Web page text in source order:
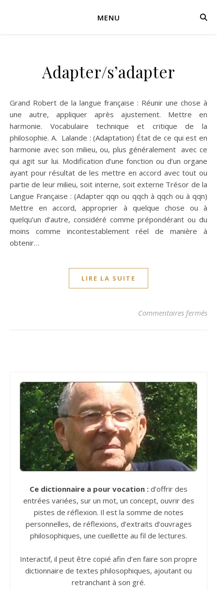
MENU
Adapter/s’adapter
Grand Robert de la langue française : Réunir une chose à
une autre, appliquer après ajustement. Mettre en
harmonie. Vocabulaire technique et critique de la
philosophie. A. Lalande : (Adaptation) État de ce qui est en
harmonie avec son milieu, ou, plus généralement avec ce
qui agit sur lui. Modification d’une fonction ou d’un organe
ayant pour résultat de les mettre en accord avec tout ou
partie de leur milieu, soit interne, soit externe Trésor de la
Langue Française : (Adapter qqn ou qqch à qqch ou à qqn)
Mettre en accord, approprier à quelque chose ou à
quelqu’un d’autre, considéré comme prépondérant ou du
moins comme incontestablement réel de manière à
obtenir…
LIRE LA SUITE
Commentaires fermés
Ce dictionnaire a pour vocation : d’offrir des
entrées variées, sur un mot, un concept, ouvrir des
pistes de réflexion. Il est la somme de notes
personnelles, de réflexions, d’extraits d’ouvrages
philosophiques, une cueillette au fil de lectures.
Interactif, il peut être copié afin d’en faire son propre
dictionnaire de textes philosophiques, ajoutant ou
retranchant à son gré.